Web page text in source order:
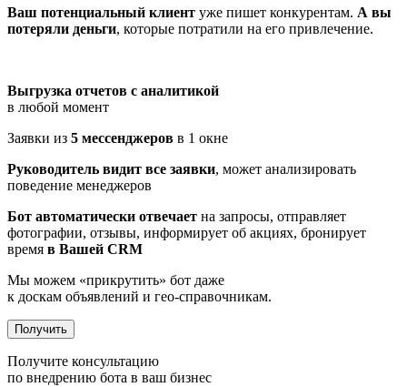
Ваш потенциальный клиент уже пишет конкурентам. А вы
потеряли деньги, которые потратили на его привлечение.
Выгрузка отчетов с аналитикой
в любой момент
Заявки из 5 мессенджеров в 1 окне
Руководитель видит все заявки, может анализировать
поведение менеджеров
Бот автоматически отвечает на запросы, отправляет
фотографии, отзывы, информирует об акциях, бронирует
время в Вашей CRM
Мы можем «прикрутить» бот даже
к доскам объявлений и гео-справочникам.
Получить
Получите консультацию
по внедрению бота в ваш бизнес